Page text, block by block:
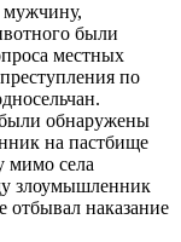
мужчину,
были
местных
по
были обнаружены
на пастбище
мимо села
злоумышленник
отбывал наказание